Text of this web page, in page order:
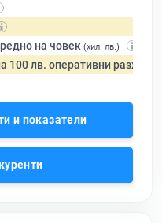
на човек (хил. лв.)
100 лв. оперативни разходи
и показатели